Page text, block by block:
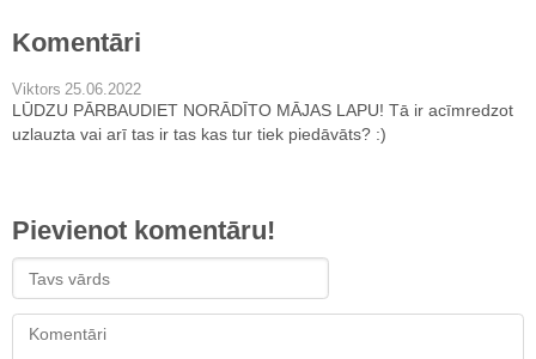
Komentāri
Viktors 25.06.2022
LŪDZU PĀRBAUDIET NORĀDĪTO MĀJAS LAPU! Tā ir acīmredzot
uzlauzta vai arī tas ir tas kas tur tiek piedāvāts? :)
Pievienot komentāru!